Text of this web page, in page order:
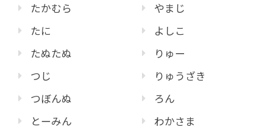
たかむら
たに
たぬたぬ
つじ
つぼんぬ
とーみん
やまじ
よしこ
りゅー
りゅうざき
ろん
わかさま